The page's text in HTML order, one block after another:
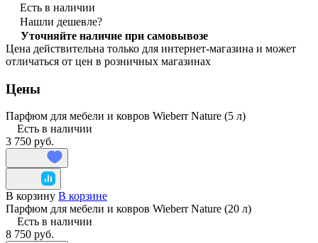
Есть в наличии
Нашли дешевле?
Уточняйте наличие при самовывозе
Цена действительна только для интернет-магазина и может
отличаться от цен в розничных магазинах
Цены
Парфюм для мебели и ковров Wieberr Nature (5 л)
Есть в наличии
3 750 руб.
В корзину В корзине
Парфюм для мебели и ковров Wieberr Nature (20 л)
Есть в наличии
8 750 руб.